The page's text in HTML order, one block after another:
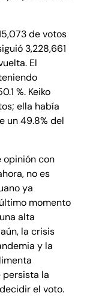
de votos
3,228,661
El
%. Keiko
ella había
un 49.8% del
opinión con
no es
ya
momento
alta
la crisis
y la
la
el voto.